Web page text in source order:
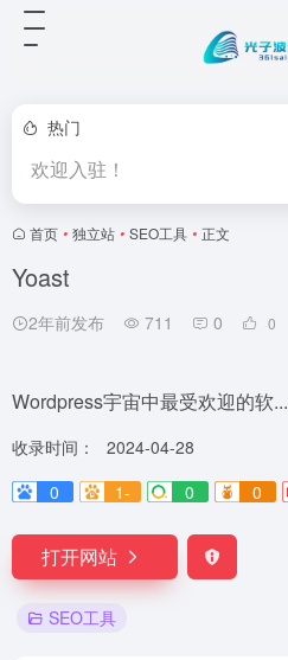
热门
欢迎入驻！
首页 • 独立站 • SEO工具 • 正文
Yoast
2年前发布 711 0 0
Wordpress宇宙中最受欢迎的软...
收录时间：
2024-04-28
0
1- 0 0
打开网站
SEO工具